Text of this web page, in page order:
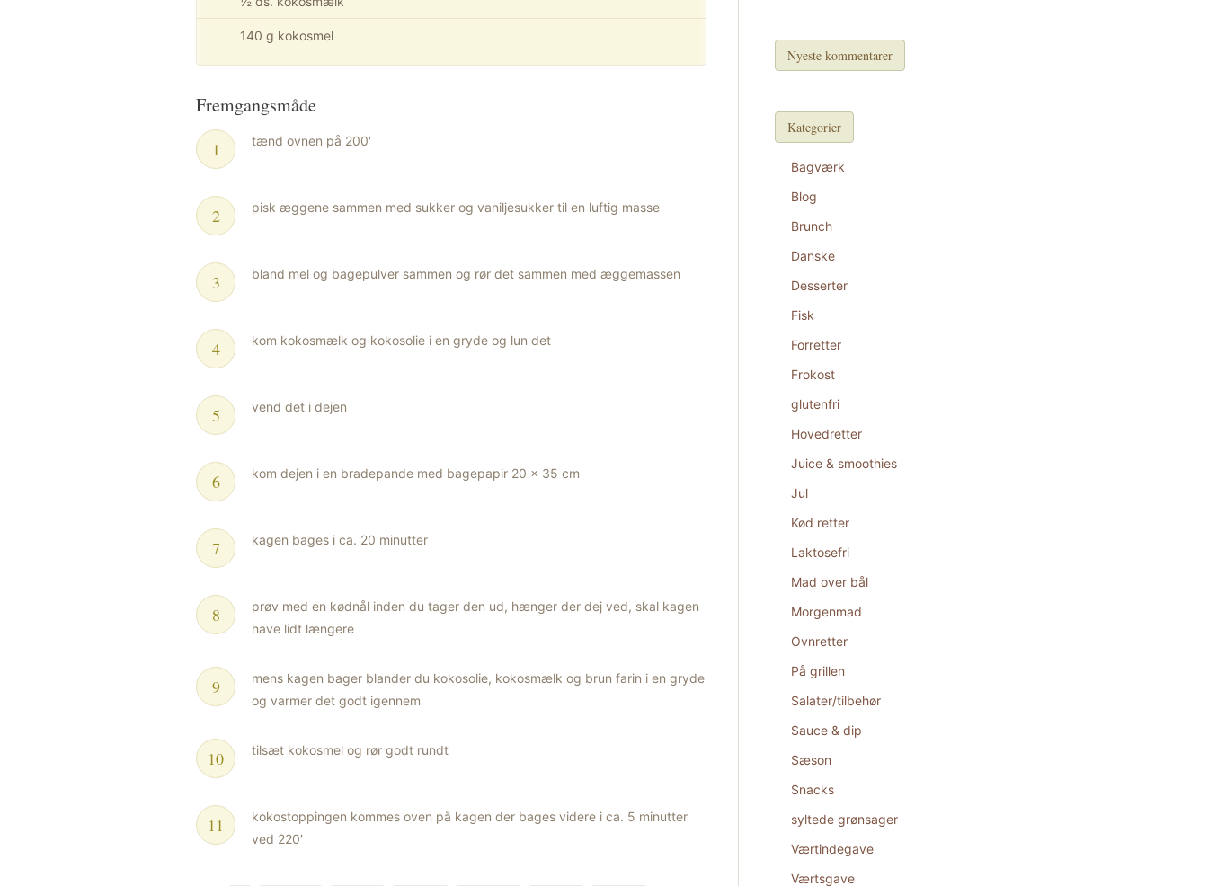
140 g kokosmel
Fremgangsmåde
tænd ovnen på 200′
pisk æggene sammen med sukker og vaniljesukker til en luftig masse
bland mel og bagepulver sammen og rør det sammen med æggemassen
kom kokosmælk og kokosolie i en gryde og lun det
vend det i dejen
kom dejen i en bradepande med bagepapir 20 x 35 cm
kagen bages i ca. 20 minutter
prøv med en kødnål inden du tager den ud, hænger der dej ved, skal kagen
have lidt længere
mens kagen bager blander du kokosolie, kokosmælk og brun farin i en gryde
og varmer det godt igennem
tilsæt kokosmel og rør godt rundt
kokostoppingen kommes oven på kagen der bages videre i ca. 5 minutter
ved 220′
Nyeste kommentarer
Kategorier
Bagværk
Blog
Brunch
Danske
Desserter
Fisk
Forretter
Frokost
glutenfri
Hovedretter
Juice & smoothies
Jul
Kød retter
Laktosefri
Mad over bål
Morgenmad
Ovnretter
På grillen
Salater/tilbehør
Sauce & dip
Sæson
Snacks
syltede grønsager
Værtindegave
Værtsgave